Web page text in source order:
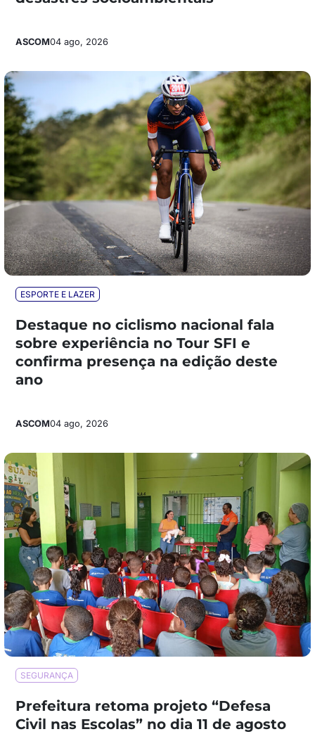
ASCOM04 ago, 2026
ESPORTE E LAZER
Destaque no ciclismo nacional fala
sobre experiência no Tour SFI e
confirma presença na edição deste
ano
ASCOM04 ago, 2026
SEGURANÇA
Prefeitura retoma projeto “Defesa
Civil nas Escolas” no dia 11 de agosto